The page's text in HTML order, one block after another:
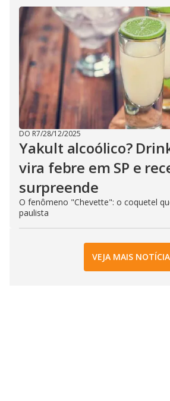
DO R7/28/12/2025
Yakult alcoólico?
vira febre em SP e
surpreende
​O fenômeno "Chevette": o coquetel
paulista
VEJA MAIS